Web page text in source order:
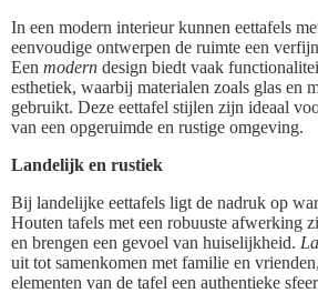
In een modern interieur kunnen eettafels
eenvoudige ontwerpen de ruimte een
Een modern design biedt vaak
esthetiek, waarbij materialen zoals glas en
gebruikt. Deze eettafel stijlen zijn ideaal
van een opgeruimde en rustige omgeving.
Landelijk en rustiek
Bij landelijke eettafels ligt de nadruk op
Houten tafels met een robuuste afwerking
en brengen een gevoel van huiselijkheid.
uit tot samenkomen met familie en
elementen van de tafel een authentieke